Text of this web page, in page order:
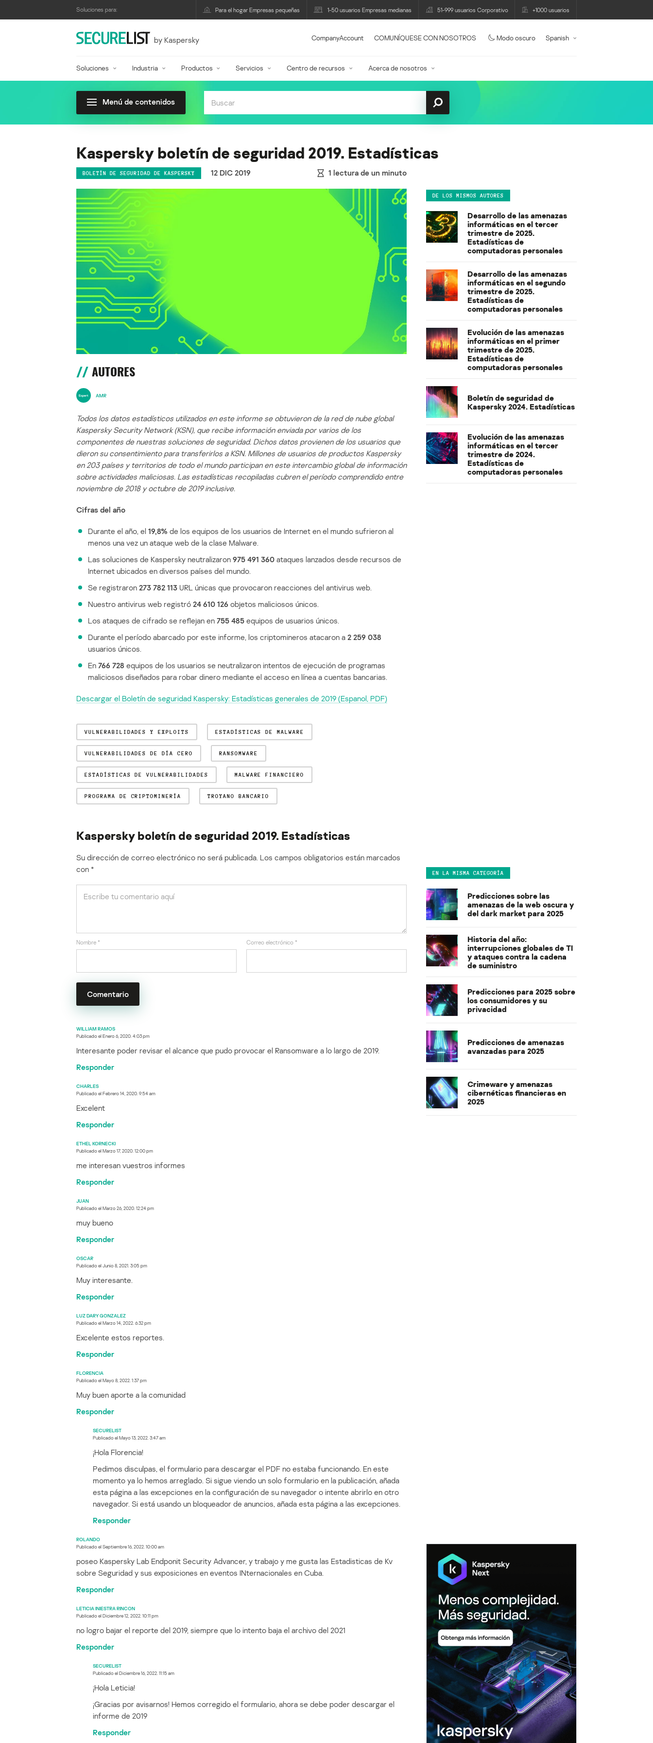
Soluciones para: Para el hogar Empresas pequeñas 1-50 usuarios Empresas medianas 51-999 usuarios Corporativo +1000 usuarios
by Kaspersky CompanyAccount COMUNÍQUESE CON NOSOTROS Modo oscuro Spanish
Soluciones Industria Productos Servicios Centro de recursos Acerca de nosotros
Menú de contenidos
Kaspersky boletín de seguridad 2019. Estadísticas
BOLETÍN DE SEGURIDAD DE KASPERSKY 12 DIC 2019 1 lectura de un minuto
AUTORES
AMR
Todos los datos estadísticos utilizados en este informe se obtuvieron de la red de nube global
Kaspersky Security Network (KSN), que recibe información enviada por varios de los
componentes de nuestras soluciones de seguridad. Dichos datos provienen de los usuarios que
dieron su consentimiento para transferirlos a KSN. Millones de usuarios de productos Kaspersky
en 203 países y territorios de todo el mundo participan en este intercambio global de información
sobre actividades maliciosas. Las estadísticas recopiladas cubren el período comprendido entre
noviembre de 2018 y octubre de 2019 inclusive.
Cifras del año
Durante el año, el 19,8% de los equipos de los usuarios de Internet en el mundo sufrieron al
menos una vez un ataque web de la clase Malware.
Las soluciones de Kaspersky neutralizaron 975 491 360 ataques lanzados desde recursos de
Internet ubicados en diversos países del mundo.
Se registraron 273 782 113 URL únicas que provocaron reacciones del antivirus web.
Nuestro antivirus web registró 24 610 126 objetos maliciosos únicos.
Los ataques de cifrado se reflejan en 755 485 equipos de usuarios únicos.
Durante el período abarcado por este informe, los criptomineros atacaron a 2 259 038
usuarios únicos.
En 766 728 equipos de los usuarios se neutralizaron intentos de ejecución de programas
maliciosos diseñados para robar dinero mediante el acceso en línea a cuentas bancarias.
Descargar el Boletín de seguridad Kaspersky: Estadísticas generales de 2019 (Espanol, PDF)
VULNERABILIDADES Y EXPLOITS ESTADÍSTICAS DE MALWARE
VULNERABILIDADES DE DÍA CERO RANSOMWARE
ESTADÍSTICAS DE VULNERABILIDADES MALWARE FINANCIERO
PROGRAMA DE CRIPTOMINERÍA TROYANO BANCARIO
Kaspersky boletín de seguridad 2019. Estadísticas
Su dirección de correo electrónico no será publicada. Los campos obligatorios están marcados
con *
Nombre * Correo electrónico *
WILLIAM RAMOS
Publicado elEnero 6, 2020. 4:03 pm
Interesante poder revisar el alcance que pudo provocar el Ransomware a lo largo de 2019.
Responder
CHARLES
Publicado elFebrero 14, 2020. 9:54 am
Excelent
Responder
ETHEL KORNECKI
Publicado elMarzo 17, 2020. 12:00 pm
me interesan vuestros informes
Responder
JUAN
Publicado elMarzo 26, 2020. 12:24 pm
muy bueno
Responder
OSCAR
Publicado elJunio 8, 2021. 3:05 pm
Muy interesante.
Responder
LUZ DARY GONZALEZ
Publicado elMarzo 14, 2022. 6:32 pm
Excelente estos reportes.
Responder
FLORENCIA
Publicado elMayo 8, 2022. 1:37 pm
Muy buen aporte a la comunidad
Responder
SECURELIST
Publicado elMayo 13, 2022. 3:47 am
¡Hola Florencia!
Pedimos disculpas, el formulario para descargar el PDF no estaba funcionando. En este
momento ya lo hemos arreglado. Si sigue viendo un solo formulario en la publicación, añada
esta página a las excepciones en la configuración de su navegador o intente abrirlo en otro
navegador. Si está usando un bloqueador de anuncios, añada esta página a las excepciones.
Responder
ROLANDO
Publicado elSeptiembre 16, 2022. 10:00 am
poseo Kaspersky Lab Endponit Security Advancer, y trabajo y me gusta las Estadisticas de Kv
sobre Seguridad y sus exposiciones en eventos INternacionales en Cuba.
Responder
LETICIA INIESTRA RINCON
Publicado elDiciembre 12, 2022. 10:11 pm
no logro bajar el reporte del 2019, siempre que lo intento baja el archivo del 2021
Responder
SECURELIST
Publicado elDiciembre 16, 2022. 11:15 am
¡Hola Leticia!
¡Gracias por avisarnos! Hemos corregido el formulario, ahora se debe poder descargar el
informe de 2019
Responder
DE LOS MISMOS AUTORES
Desarrollo de las amenazas
informáticas en el tercer
trimestre de 2025.
Estadísticas de
computadoras personales
Desarrollo de las amenazas
informáticas en el segundo
trimestre de 2025.
Estadísticas de
computadoras personales
Evolución de las amenazas
informáticas en el primer
trimestre de 2025.
Estadísticas de
computadoras personales
Boletín de seguridad de
Kaspersky 2024. Estadísticas
Evolución de las amenazas
informáticas en el tercer
trimestre de 2024.
Estadísticas de
computadoras personales
EN LA MISMA CATEGORÍA
Predicciones sobre las
amenazas de la web oscura y
del dark market para 2025
Historia del año:
interrupciones globales de TI
y ataques contra la cadena
de suministro
Predicciones para 2025 sobre
los consumidores y su
privacidad
Predicciones de amenazas
avanzadas para 2025
Crimeware y amenazas
cibernéticas financieras en
2025